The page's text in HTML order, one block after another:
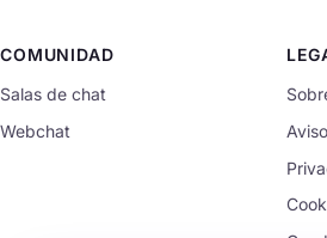
COMUNIDAD
Salas de chat
Webchat